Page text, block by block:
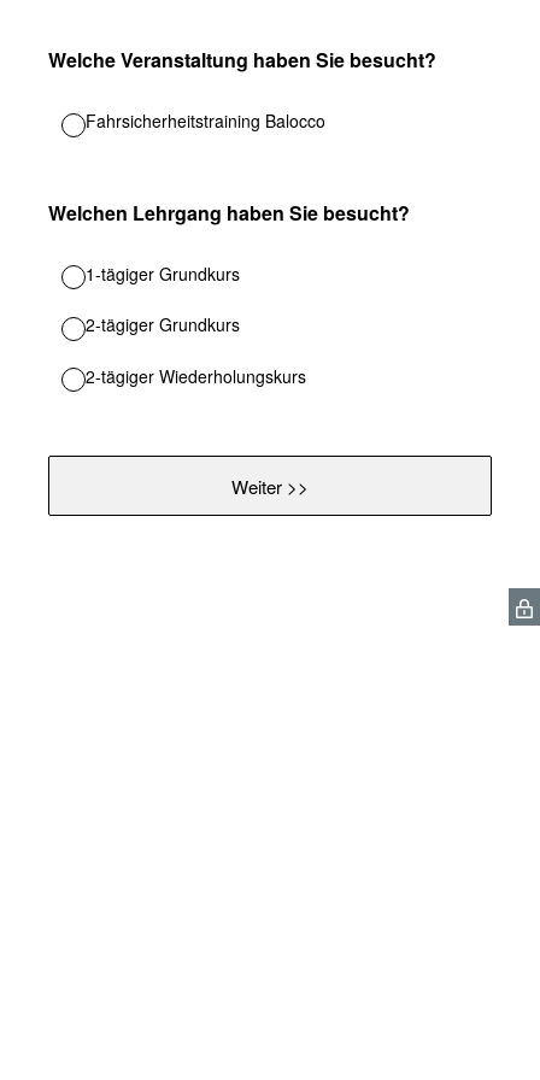
Welche Veranstaltung haben Sie besucht?
(Erforderlich.)
Fahrsicherheitstraining Balocco
Welchen Lehrgang haben Sie besucht?
(Erforderlich.)
1-tägiger Grundkurs
2-tägiger Grundkurs
2-tägiger Wiederholungskurs
Weiter >>